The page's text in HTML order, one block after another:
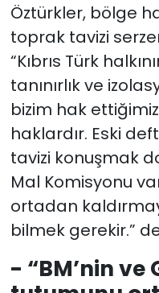
Öztürkler, bölge
toprak tavizi
“Kıbrıs Türk
tanınırlık ve
bizim hak
haklardır. Eski
tavizi konuşmak
Mal Komisyonu
ortadan
bilmek gerekir.”
- “BM’nin ve